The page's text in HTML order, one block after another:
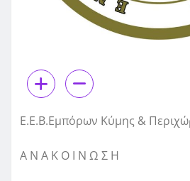
Ε.Ε.Β.Εμπόρων Κύμης &
Α Ν Α Κ Ο Ι Ν Ω Σ Η